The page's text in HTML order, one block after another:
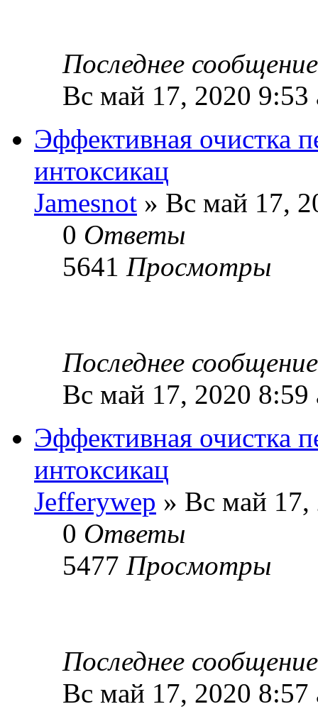
Последнее
Вс май 17, 2020 9:53
Эффективная очистка
интоксикац
Jamesnot » Вс май 17,
0 Ответы
5641 Просмотры
Последнее
Вс май 17, 2020 8:59
Эффективная очистка
интоксикац
Jefferywep » Вс май 17,
0 Ответы
5477 Просмотры
Последнее
Вс май 17, 2020 8:57